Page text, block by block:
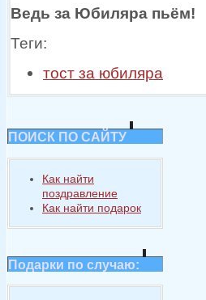
Ведь за Юбиляра пьём!
Теги:
тост за юбиляра
ПОИСК ПО САЙТУ
Как найти
поздравление
Как найти подарок
Подарки по случаю: